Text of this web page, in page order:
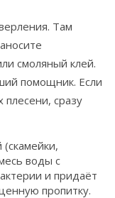
Там
смоляный клей.
помощник. Если
плесени, сразу
воды с
и придаёт
пропитку.